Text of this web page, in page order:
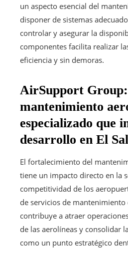
un aspecto esencial del
disponer de sistemas
controlar y asegurar la
componentes facilita realizar
eficiencia y sin demoras.
AirSupport
mantenimiento
especializado que
desarrollo en El
El fortalecimiento del
tiene un impacto directo en la
competitividad de los
de servicios de mantenimiento
contribuye a atraer
de las aerolíneas y consolidar
como un punto estratégico